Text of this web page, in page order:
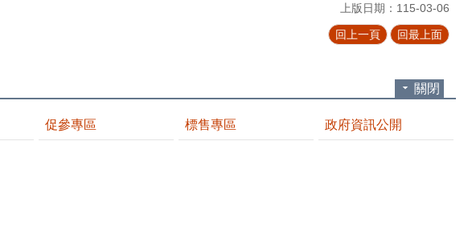
上版日期：115-03-06
回上一頁 回最上面
關閉
促參專區 標售專區 政府資訊公開